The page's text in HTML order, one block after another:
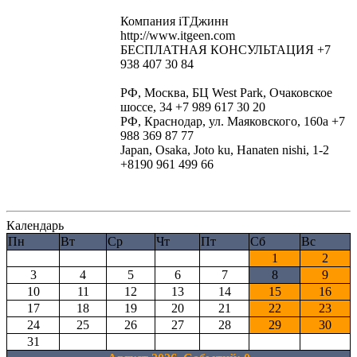
Компания iTДжинн
http://www.itgeen.com
БЕСПЛАТНАЯ КОНСУЛЬТАЦИЯ +7
938 407 30 84
РФ, Москва, БЦ West Park, Очаковское
шоссе, 34 +7 989 617 30 20
РФ, Краснодар, ул. Маяковского, 160а +7
988 369 87 77
Japan, Osaka, Joto ku, Hanaten nishi, 1-2
+8190 961 499 66
Календарь
Пн
Вт Ср Чт Пт Сб
Вс
1
2
3
4 5 6 7 8
9
10
11 12 13 14 15
16
17
18 19 20 21 22
23
24
25 26 27 28 29
30
31